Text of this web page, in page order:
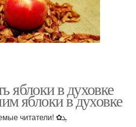
яблоки в духовке
яблоки в духовке
Здравствуйте Уважаемые читатели! ✿ܓ